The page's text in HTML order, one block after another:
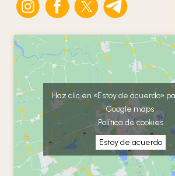
Haz clic en «Estoy de acuerdo»
Google maps
Política de cookies
Estoy de acuerdo